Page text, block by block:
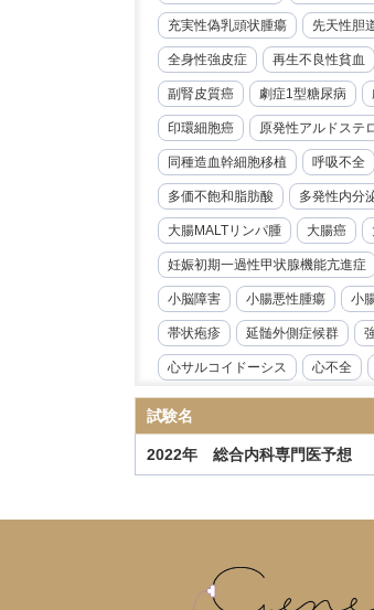
充実性偽乳頭状腫瘍 先天性胆
全身性強皮症 再生不良性貧血
副腎皮質癌 劇症1型糖尿病
印環細胞癌 原発性アルドステ
同種造血幹細胞移植 呼吸不全
多価不飽和脂肪酸 多発性内分
大腸MALTリンパ腫 大腸癌
妊娠初期一過性甲状腺機能亢進症
小脳障害 小腸悪性腫瘍 小
帯状疱疹 延髄外側症候群
心サルコイドーシス 心不全
心臓リハビリテーション 心臓
急性好酸球性肺炎 急性心筋炎
抗IL-6受容体抗体
指定難病 播種性帯状疱疹
試験名
2022年 総合内科専門医予想